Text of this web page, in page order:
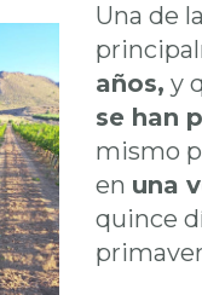
Una de
años, y
se han
mismo
en una
quince